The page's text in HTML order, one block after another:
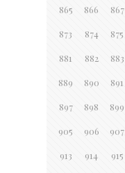
865 866 867
873 874 875
881 882 883
889 890 891
897 898 899
905 906 907
913 914 915